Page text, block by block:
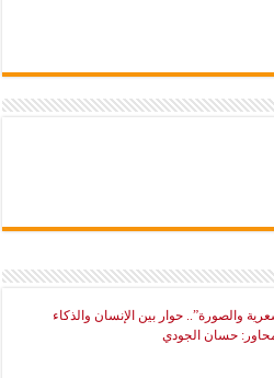
والصورة”.. حوار بين الإنسان والذكاء
حسان الجودي